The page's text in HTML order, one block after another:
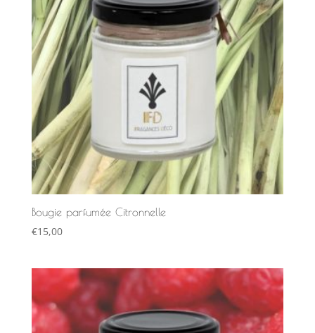
Bougie parfumée Citronnelle
€15,00